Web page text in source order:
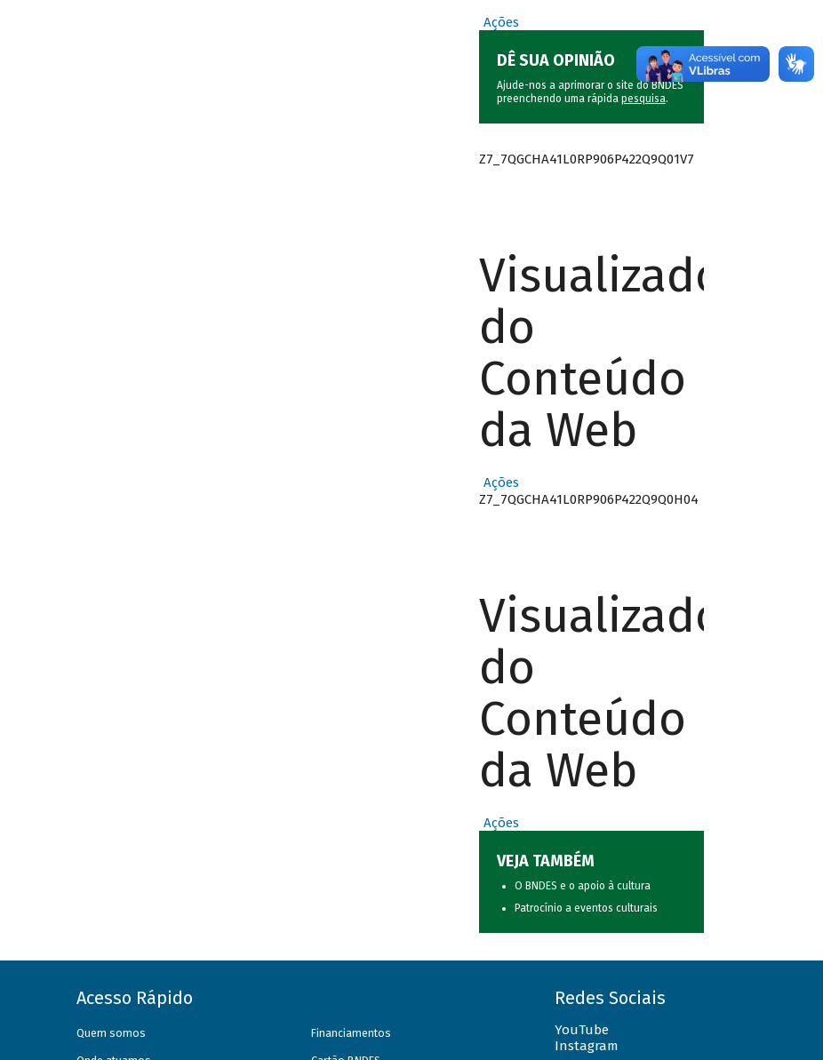
Ações
DÊ SUA OPINIÃO
Ajude-nos a aprimorar o site do BNDES
preenchendo uma rápida pesquisa.
Z7_7QGCHA41L0RP906P422Q9Q01V7
Visualizador
do
Conteúdo
da Web
Ações
Z7_7QGCHA41L0RP906P422Q9Q0H04
Visualizador
do
Conteúdo
da Web
Ações
VEJA TAMBÉM
O BNDES e o apoio à cultura
Patrocínio a eventos culturais
Acesso Rápido
Quem somos Financiamentos
Redes Sociais
YouTube
Instagram